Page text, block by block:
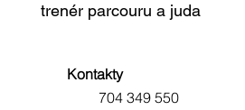
704 349 550
Kontakty
trenér parcouru a juda